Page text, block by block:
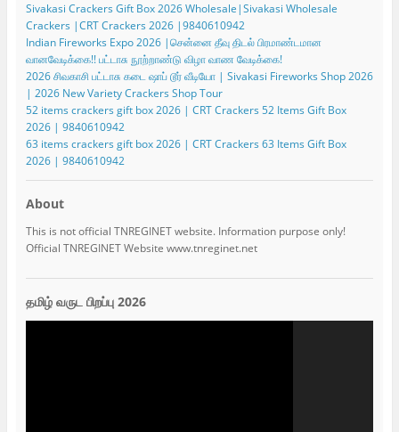
Sivakasi Crackers Gift Box 2026 Wholesale|Sivakasi Wholesale
Crackers |CRT Crackers 2026 |9840610942
Indian Fireworks Expo 2026 |சென்னை தீவு திடல் பிரமாண்டமான
வானவேடிக்கை!! பட்டாசு நூற்றாண்டு விழா வாண வேடிக்கை!
2026 சிவகாசி பட்டாசு கடை ஷாப் டூர் வீடியோ | Sivakasi Fireworks Shop 2026
| 2026 New Variety Crackers Shop Tour
52 items crackers gift box 2026 | CRT Crackers 52 Items Gift Box
2026 | 9840610942
63 items crackers gift box 2026 | CRT Crackers 63 Items Gift Box
2026 | 9840610942
About
This is not official TNREGINET website. Information purpose only!
Official TNREGINET Website www.tnreginet.net
தமிழ் வருட பிறப்பு 2026